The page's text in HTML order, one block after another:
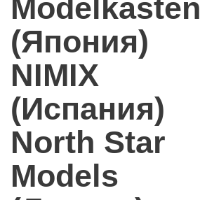
Modelkasten
(Япония)
NIMIX
(Испания)
North Star
Models